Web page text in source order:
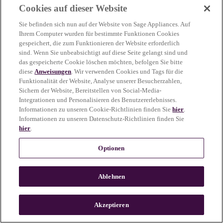
more information)
n
Cookies auf dieser Website
Sie befinden sich nun auf der Website von Sage Appliances. Auf
Ihrem Computer wurden für bestimmte Funktionen Cookies
gespeichert, die zum Funktionieren der Website erforderlich
sind. Wenn Sie unbeabsichtigt auf diese Seite gelangt sind und
das gespeicherte Cookie löschen möchten, befolgen Sie bitte
dieseAnweisungen. Wir verwenden Cookies und Tags für die
Funktionalität der Website, Analyse unserer Besucherzahlen,
Sichern der Website, Bereitstellen von Social-Media-
Integrationen und Personalisieren des Benutzererlebnisses.
Informationen zu unseren Cookie-Richtlinien finden Siehier.
Informationen zu unseren Datenschutz-Richtlinien finden Sie
hier.
Optionen
Ablehnen
Akzeptieren